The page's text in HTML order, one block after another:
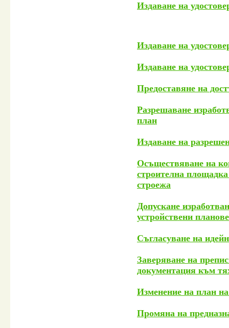
Издаване на
Издаване на
Издаване на
Предоставяне на
Разрешаване
план
Издаване на
Осъществяване на
строителна
строежа
Допускане
устройствени планове
Съгласуване на
Заверяване на
документация към
Изменение на план
Промяна на